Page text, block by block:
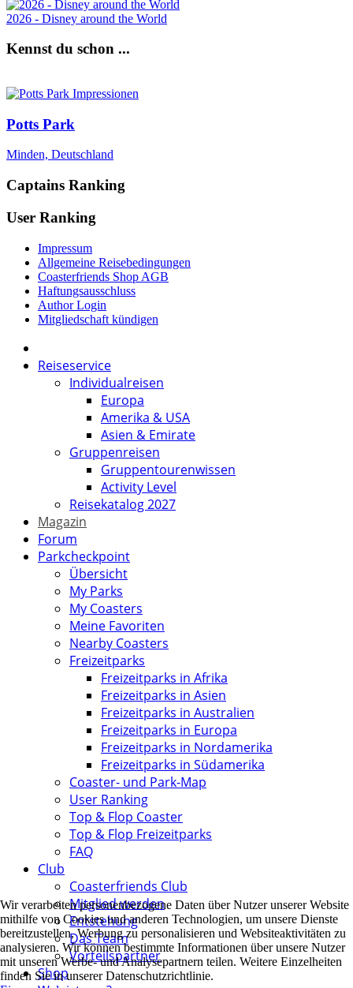
2026 - Disney around the World
Kennst du schon ...
Potts Park
Minden, Deutschland
Captains Ranking
User Ranking
Impressum
Allgemeine Reisebedingungen
Coasterfriends Shop AGB
Haftungsausschluss
Author Login
Mitgliedschaft kündigen
Reiseservice
Individualreisen
Europa
Amerika & USA
Asien & Emirate
Gruppenreisen
Gruppentourenwissen
Activity Level
Reisekatalog 2027
Magazin
Forum
Parkcheckpoint
Übersicht
My Parks
My Coasters
Meine Favoriten
Nearby Coasters
Freizeitparks
Freizeitparks in Afrika
Freizeitparks in Asien
Freizeitparks in Australien
Freizeitparks in Europa
Freizeitparks in Nordamerika
Freizeitparks in Südamerika
Coaster- und Park-Map
User Ranking
Top & Flop Coaster
Top & Flop Freizeitparks
FAQ
Club
Coasterfriends Club
Mitglied werden
Entstehung
Das Team
Vorteilspartner
Shop
Wir verarbeiten personenbezogene Daten über Nutzer unserer Website
mithilfe von Cookies und anderen Technologien, um unsere Dienste
bereitzustellen, Werbung zu personalisieren und Websiteaktivitäten zu
analysieren. Wir können bestimmte Informationen über unsere Nutzer
mit unseren Werbe- und Analysepartnern teilen. Weitere Einzelheiten
finden Sie in unserer Datenschutzrichtlinie.